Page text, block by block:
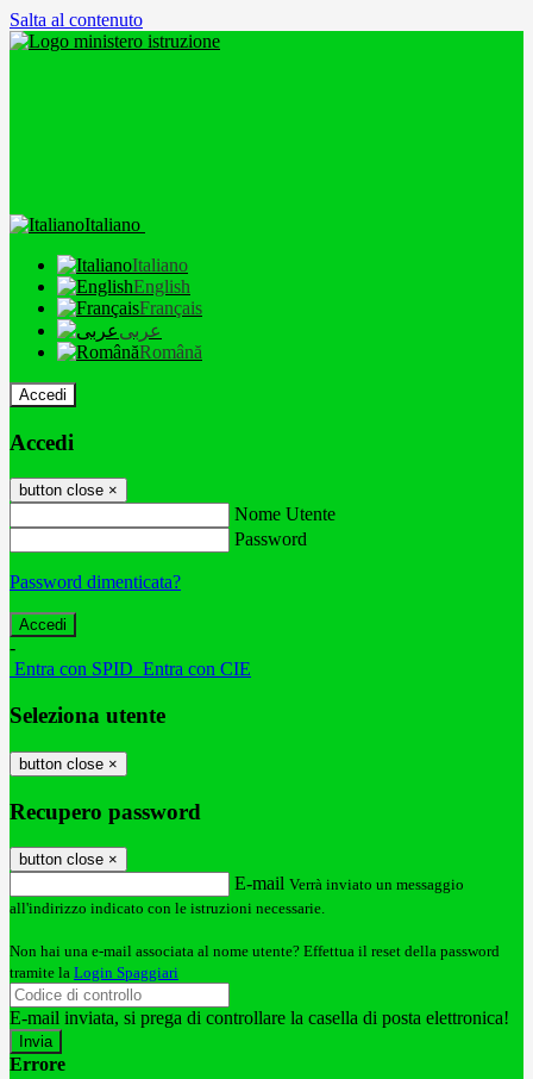
Salta al contenuto
Italiano
Italiano
English
Français
عربى
Română
Accedi
Accedi
button close ×
Nome Utente
Password
Password dimenticata?
-
Entra con SPID Entra con CIE
Seleziona utente
button close ×
Recupero password
button close ×
E-mail Verrà inviato un messaggio
all'indirizzo indicato con le istruzioni necessarie.
Non hai una e-mail associata al nome utente? Effettua il reset della password
tramite la Login Spaggiari
E-mail inviata, si prega di controllare la casella di posta elettronica!
Errore